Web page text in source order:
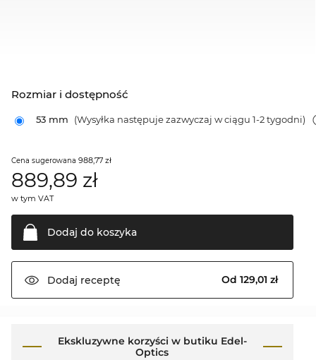
Rozmiar i dostępność
53 mm (Wysyłka następuje zazwyczaj w ciągu 1-2 tygodni)
Cena sugerowana 988,77 zł
889,89 zł
w tym VAT
Dodaj do koszyka
Dodaj receptę Od 129,01 zł
Ekskluzywne korzyści w butiku Edel-
Optics